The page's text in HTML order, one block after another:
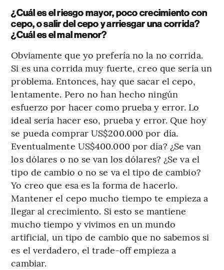
¿Cuál es el riesgo mayor, poco crecimiento con
cepo, o salir del cepo y arriesgar una corrida?
¿Cuál es el mal menor?
Obviamente que yo prefería no la no corrida.
Si es una corrida muy fuerte, creo que sería un
problema. Entonces, hay que sacar el cepo,
lentamente. Pero no han hecho ningún
esfuerzo por hacer como prueba y error. Lo
ideal sería hacer eso, prueba y error. Que hoy
se pueda comprar US$200.000 por día.
Eventualmente US$400.000 por día? ¿Se van
los dólares o no se van los dólares? ¿Se va el
tipo de cambio o no se va el tipo de cambio?
Yo creo que esa es la forma de hacerlo.
Mantener el cepo mucho tiempo te empieza a
llegar al crecimiento. Si esto se mantiene
mucho tiempo y vivimos en un mundo
artificial, un tipo de cambio que no sabemos si
es el verdadero, el trade-off empieza a
cambiar.